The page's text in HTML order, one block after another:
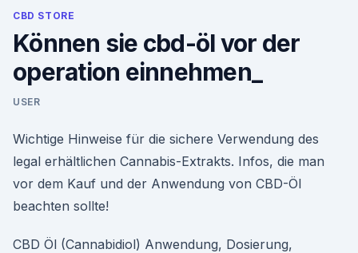
CBD STORE
Können sie cbd-öl vor der
operation einnehmen_
USER
Wichtige Hinweise für die sichere Verwendung des
legal erhältlichen Cannabis-Extrakts. Infos, die man
vor dem Kauf und der Anwendung von CBD-Öl
beachten sollte!
CBD Öl (Cannabidiol) Anwendung, Dosierung,